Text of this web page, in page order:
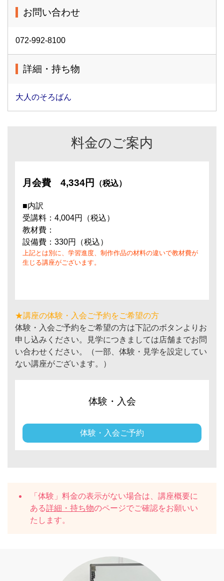
お問い合わせ
072-992-8100
詳細・持ち物
大人のそろばん
料金のご案内
月会費 4,334円 （税込）
■内訳
受講料：4,004円（税込）
教材費：
設備費：330円（税込）
上記とは別に、学習進度、制作作品の材料の違いで教材費が
生じる講座がございます。
★講座の体験・入会ご予約をご希望の方
体験・入会ご予約をご希望の方は下記のボタンよりお
申し込みください。見学につきましては店舗までお問
い合わせください。（一部、体験・見学を設定してい
ない講座がございます。）
体験・入会
体験・入会ご予約
「体験」料金の表示がない場合は、講座概要に
ある詳細・持ち物のページでご確認をお願いい
たします。